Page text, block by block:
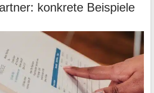
konkrete Beispiele